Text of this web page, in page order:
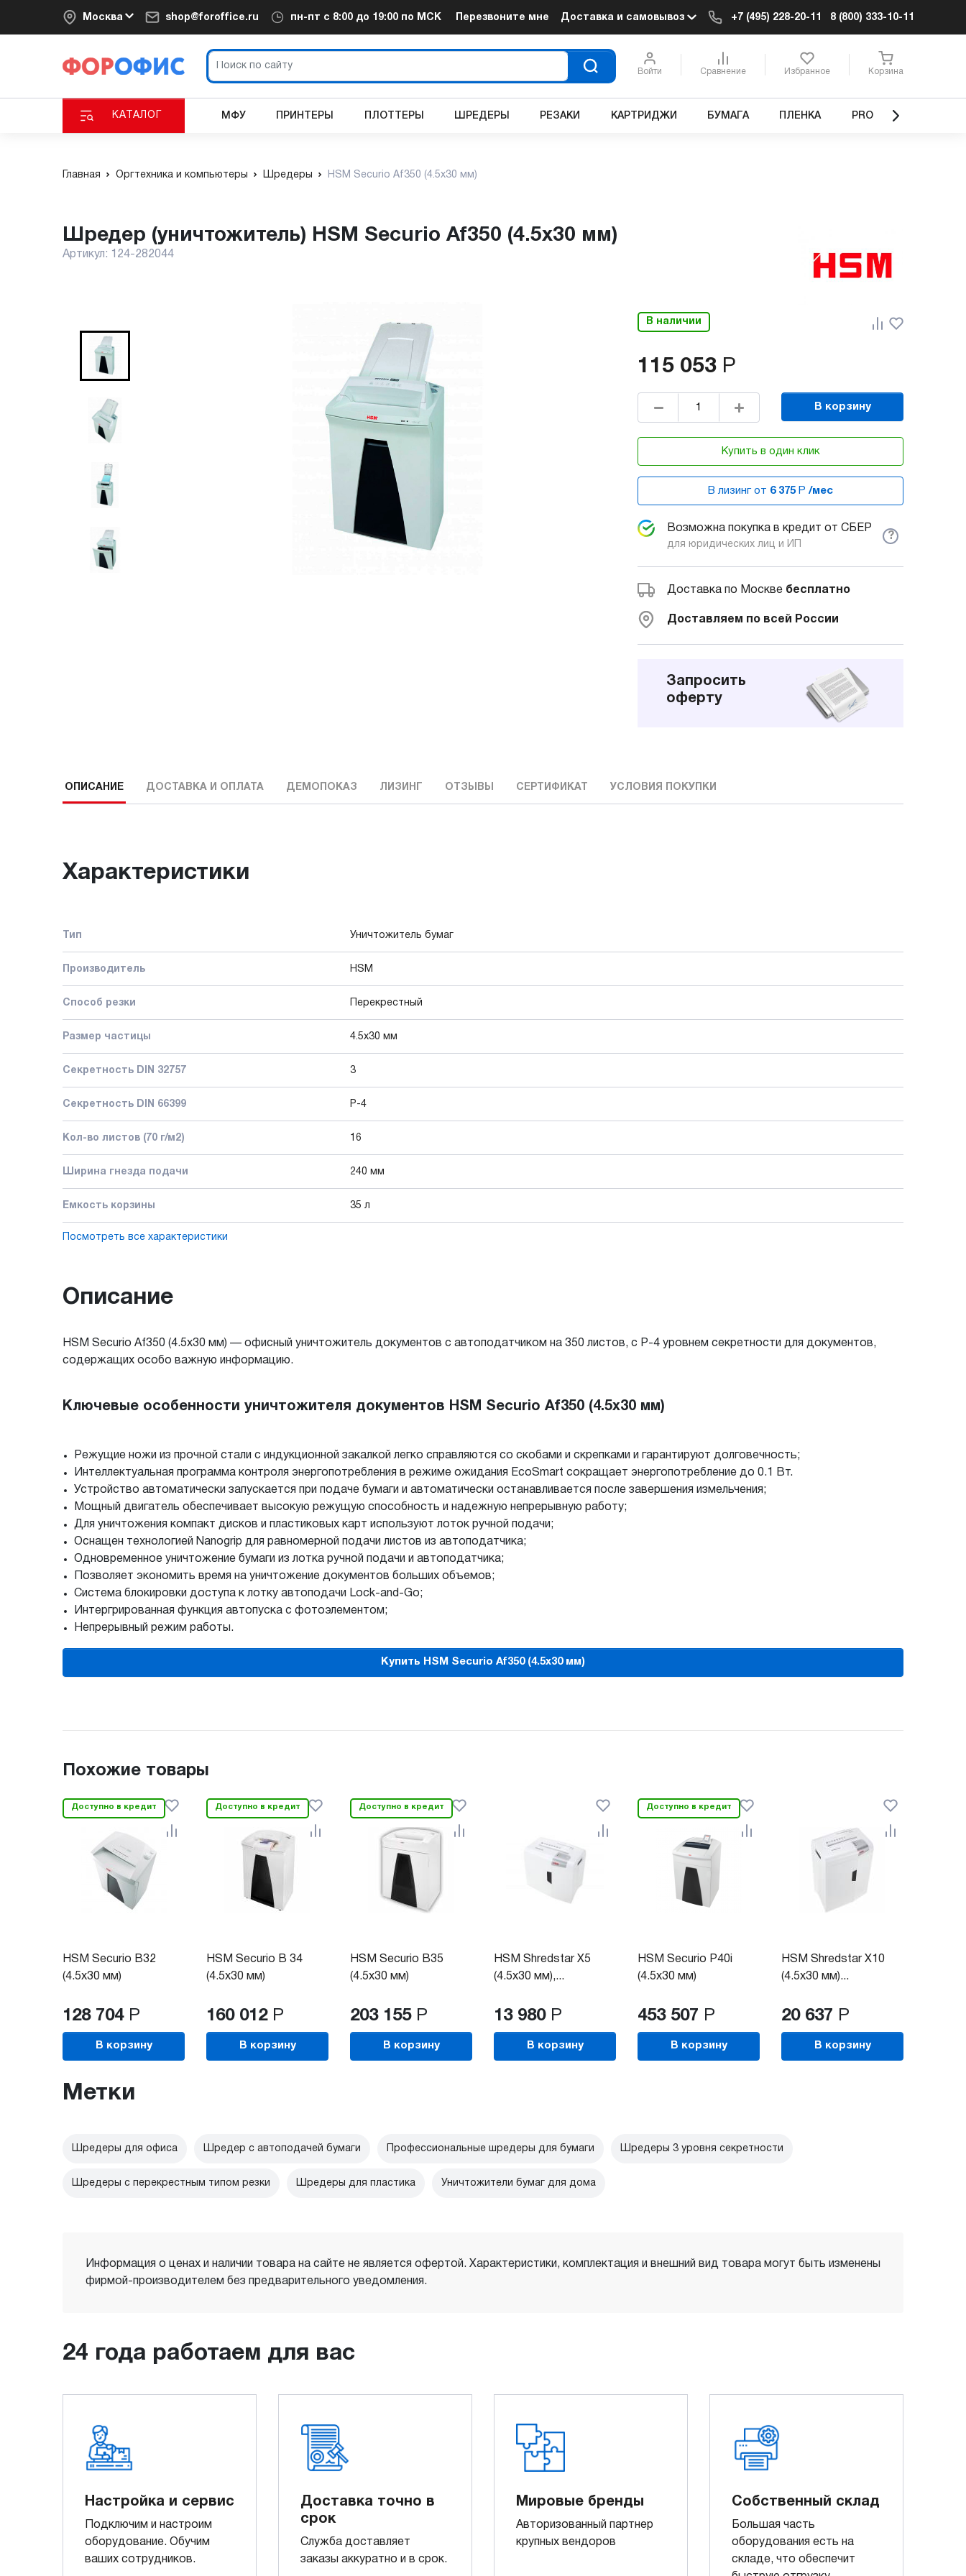
Москва shop@foroffice.ru пн-пт с 8:00 до 19:00 по МСК Перезвоните мне Доставка и самовывоз +7 (495) 228-20-11 8 (800) 333-10-11
Войти Сравнение Избранное Корзина
КАТАЛОГ МФУ ПРИНТЕРЫ ПЛОТТЕРЫ ШРЕДЕРЫ РЕЗАКИ КАРТРИДЖИ БУМАГА ПЛЕНКА PRO
Главная Оргтехника и компьютеры Шредеры HSM Securio Af350 (4.5x30 мм)
Шредер (уничтожитель) HSM Securio Af350 (4.5x30 мм)
Артикул: 124-282044
В наличии
115 053 Р
В корзину
Купить в один клик
В лизинг от 6 375 Р /мес
Возможна покупка в кредит от СБЕР
для юридических лиц и ИП
?
Доставка по Москве бесплатно
Доставляем по всей России
Запросить
оферту
ОПИСАНИЕ ДОСТАВКА И ОПЛАТА ДЕМОПОКАЗ ЛИЗИНГ ОТЗЫВЫ СЕРТИФИКАТ УСЛОВИЯ ПОКУПКИ
Характеристики
Тип Уничтожитель бумаг
Производитель HSM
Способ резки Перекрестный
Размер частицы 4.5x30 мм
Секретность DIN 32757 3
Секретность DIN 66399 P-4
Кол-во листов (70 г/м2) 16
Ширина гнезда подачи 240 мм
Емкость корзины 35 л
Посмотреть все характеристики
Описание
HSM Securio Af350 (4.5x30 мм) — офисный уничтожитель документов с автоподатчиком на 350 листов, с Р-4 уровнем секретности для документов,
содержащих особо важную информацию.
Ключевые особенности уничтожителя документов HSM Securio Af350 (4.5x30 мм)
Режущие ножи из прочной стали с индукционной закалкой легко справляются со скобами и скрепками и гарантируют долговечность;
Интеллектуальная программа контроля энергопотребления в режиме ожидания EcoSmart сокращает энергопотребление до 0.1 Вт.
Устройство автоматически запускается при подаче бумаги и автоматически останавливается после завершения измельчения;
Мощный двигатель обеспечивает высокую режущую способность и надежную непрерывную работу;
Для уничтожения компакт дисков и пластиковых карт используют лоток ручной подачи;
Оснащен технологией Nanogrip для равномерной подачи листов из автоподатчика;
Одновременное уничтожение бумаги из лотка ручной подачи и автоподатчика;
Позволяет экономить время на уничтожение документов больших объемов;
Система блокировки доступа к лотку автоподачи Lock-and-Go;
Интергрированная функция автопуска с фотоэлементом;
Непрерывный режим работы.
Купить HSM Securio Af350 (4.5x30 мм)
Похожие товары
Доступно в кредит
HSM Securio B32
(4.5х30 мм)
128 704 Р
В корзину
Доступно в кредит
HSM Securio B 34
(4.5х30 мм)
160 012 Р
В корзину
Доступно в кредит
HSM Securio B35
(4.5x30 мм)
203 155 Р
В корзину
HSM Shredstar X5
(4.5x30 мм),...
13 980 Р
В корзину
Доступно в кредит
HSM Securio P40i
(4.5x30 мм)
453 507 Р
В корзину
HSM Shredstar X10
(4.5x30 мм)...
20 637 Р
В корзину
Метки
Шредеры для офиса Шредер с автоподачей бумаги Профессиональные шредеры для бумаги Шредеры 3 уровня секретности
Шредеры с перекрестным типом резки Шредеры для пластика Уничтожители бумаг для дома
Информация о ценах и наличии товара на сайте не является офертой. Характеристики, комплектация и внешний вид товара могут быть изменены
фирмой-производителем без предварительного уведомления.
24 года работаем для вас
Настройка и сервис
Подключим и настроим
оборудование. Обучим
ваших сотрудников.
Доставка точно в
срок
Служба доставляет
заказы аккуратно и в срок.
Мировые бренды
Авторизованный партнер
крупных вендоров
Собственный склад
Большая часть
оборудования есть на
складе, что обеспечит